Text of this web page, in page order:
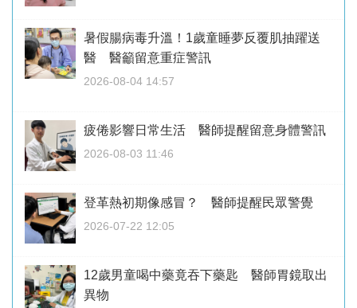
暑假腸病毒升溫！1歲童睡夢反覆肌抽躍送
醫 醫籲留意重症警訊
2026-08-04 14:57
疲倦影響日常生活 醫師提醒留意身體警訊
2026-08-03 11:46
登革熱初期像感冒？ 醫師提醒民眾警覺
2026-07-22 12:05
12歲男童喝中藥竟吞下藥匙 醫師胃鏡取出
異物